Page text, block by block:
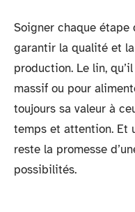
Soigner chaque étape
garantir la qualité et
production. Le lin,
massif ou pour
toujours sa valeur à
temps et attention. Et
reste la promesse
possibilités.